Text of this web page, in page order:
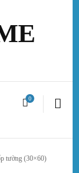
0
tường (30×60)